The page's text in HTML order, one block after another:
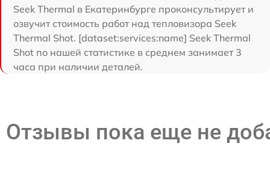
Seek Thermal в Екатеринбурге проконсультирует и
озвучит стоимость работ над тепловизора Seek
Thermal Shot. [dataset:services:name] Seek Thermal
Shot по нашей статистике в среднем занимает 3
часа при наличии деталей.
Отзывы пока еще не